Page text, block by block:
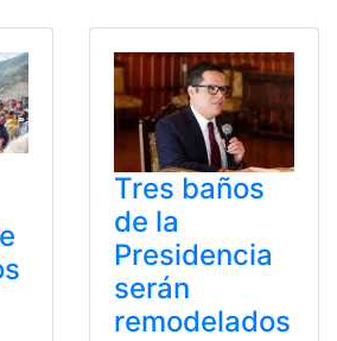
Tres baños
de la
Presidencia
serán
remodelados